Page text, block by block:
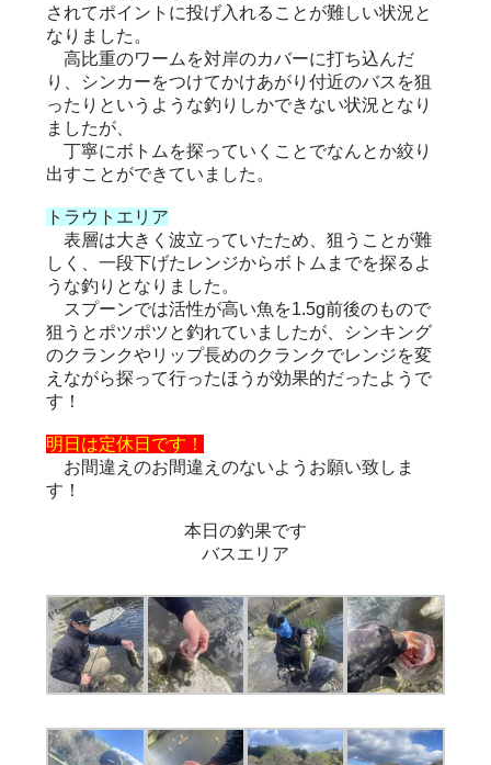
されてポイントに投げ入れることが難しい状況と
なりました。
高比重のワームを対岸のカバーに打ち込んだ
り、シンカーをつけてかけあがり付近のバスを狙
ったりというような釣りしかできない状況となり
ましたが、
丁寧にボトムを探っていくことでなんとか絞り
出すことができていました。
トラウトエリア
表層は大きく波立っていたため、狙うことが難
しく、一段下げたレンジからボトムまでを探るよ
うな釣りとなりました。
スプーンでは活性が高い魚を1.5g前後のもので
狙うとポツポツと釣れていましたが、シンキング
のクランクやリップ長めのクランクでレンジを変
えながら探って行ったほうが効果的だったようで
す！
明日は定休日です！
お間違えのお間違えのないようお願い致しま
す！
本日の釣果です
バスエリア